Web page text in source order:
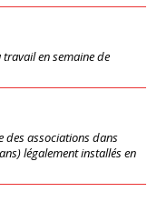
en semaine de
des associations dans
légalement installés en